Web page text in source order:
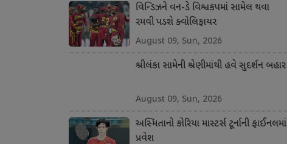
વિન્ડિઝને વન-ડે વિશ્વકપમાં સામેલ થવા
રમવી પડશે ક્વોલિફાયર
August 09, Sun, 2026
શ્રીલંકા સામેની શ્રેણીમાંથી હવે સુદર્શન બહાર
August 09, Sun, 2026
અસ્મિતાનો કોરિયા માસ્ટર્સ ટૂર્નાની ફાઈનલમાં
પ્રવેશ